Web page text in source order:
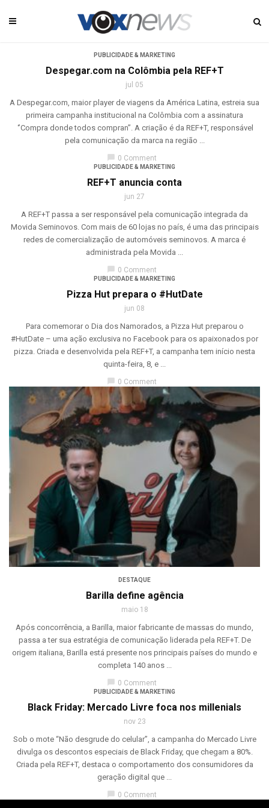
PUBLICIDADE & MARKETING
Despegar.com na Colômbia pela REF+T
jul 05
A Despegar.com, maior player de viagens da América Latina, estreia sua
primeira campanha institucional na Colômbia com a assinatura
‘’Compra donde todos compran’’. A criação é da REF+T, responsável
pela comunicação da marca na região ...
chat_bubble 0 Comment
PUBLICIDADE & MARKETING
REF+T anuncia conta
jun 27
A REF+T passa a ser responsável pela comunicação integrada da
Movida Seminovos. Com mais de 60 lojas no país, é uma das principais
redes de comercialização de automóveis seminovos. A marca é
administrada pela Movida ...
chat_bubble 0 Comment
PUBLICIDADE & MARKETING
Pizza Hut prepara o #HutDate
jun 08
Para comemorar o Dia dos Namorados, a Pizza Hut preparou o
#HutDate – uma ação exclusiva no Facebook para os apaixonados por
pizza. Criada e desenvolvida pela REF+T, a campanha tem início nesta
quinta-feira, 8, e ...
chat_bubble 0 Comment
DESTAQUE
Barilla define agência
maio 18
Após concorrência, a Barilla, maior fabricante de massas do mundo,
passa a ter sua estratégia de comunicação liderada pela REF+T. De
origem italiana, Barilla está presente nos principais países do mundo e
completa 140 anos ...
0 Comment
PUBLICIDADE & MARKETING
Black Friday: Mercado Livre foca nos millenials
nov 23
Sob o mote “Não desgrude do celular”, a campanha do Mercado Livre
divulga os descontos especiais de Black Friday, que chegam a 80%.
Criada pela REF+T, destaca o comportamento dos consumidores da
geração digital que ...
0 Comment